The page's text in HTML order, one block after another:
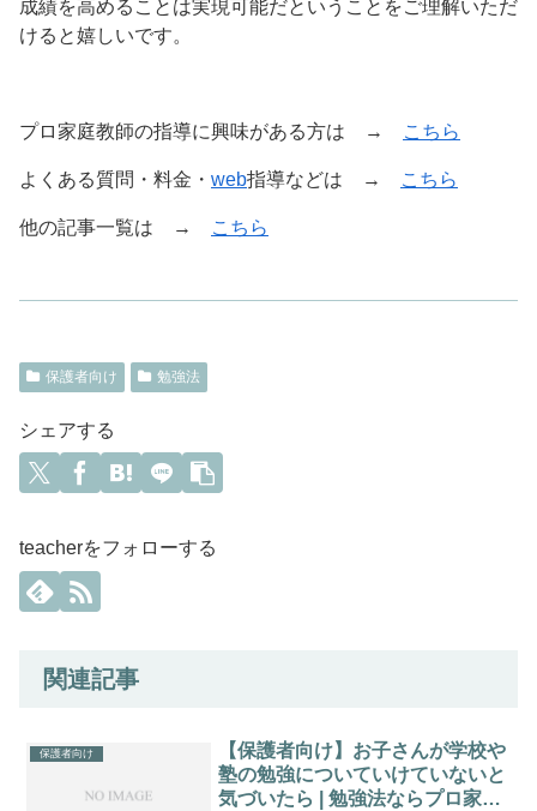
成績を高めることは実現可能だということをご理解いただ
けると嬉しいです。
プロ家庭教師の指導に興味がある方は → こちら
よくある質問・料金・ web指導などは → こちら
他の記事一覧は → こちら
保護者向け 勉強法
シェアする
teacherをフォローする
関連記事
保護者向け
【保護者向け】お子さんが学校や
塾の勉強についていけていないと
気づいたら | 勉強法ならプロ家庭